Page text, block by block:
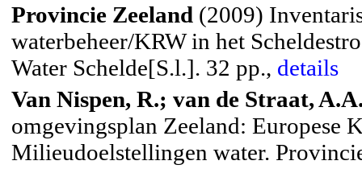
Provincie Zeeland (2009)
waterbeheer/KRW in het
Water Schelde[S.l.]. 32 pp., details
Van Nispen, R.; van de Straat,
omgevingsplan Zeeland: Europese
Milieudoelstellingen water.